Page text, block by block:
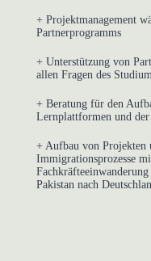
+ Projektmanagement
Partnerprogramms
+ Unterstützung von
allen Fragen des
+ Beratung für den
Lernplattformen und
+ Aufbau von Projekten
Immigrationsprozesse
Pakistan nach